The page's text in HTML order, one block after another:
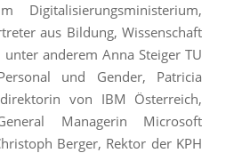
Digitalisierungsministerium,
aus Bildung, Wissenschaft
anderem Anna Steiger TU
und Gender, Patricia
von IBM Österreich,
Managerin Microsoft
Berger, Rektor der KPH